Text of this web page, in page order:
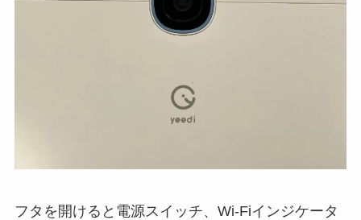
フタを開けると電源スイッチ、Wi-Fiインジケータ